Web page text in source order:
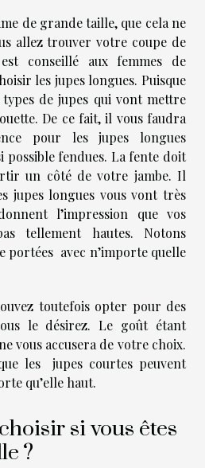
de grande taille, que cela ne
allez trouver votre coupe de
conseillé aux femmes de
les jupes longues. Puisque
types de jupes qui vont mettre
De ce fait, il vous faudra
pour les jupes longues
possible fendues. La fente doit
un côté de votre jambe. Il
jupes longues vous vont très
l’impression que vos
tellement hautes. Notons
portées avec n’importe quelle
toutefois opter pour des
le désirez. Le goût étant
vous accusera de votre choix.
les jupes courtes peuvent
qu’elle haut.
si vous êtes
?